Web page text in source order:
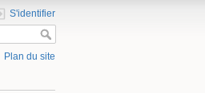
S'identifier
Plan du site